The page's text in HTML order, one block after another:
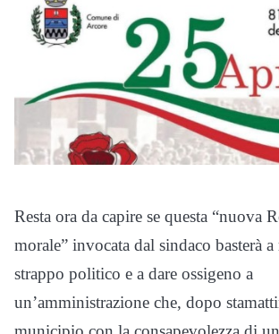
Resta ora da capire se questa “nuova
morale” invocata dal sindaco basterà
strappo politico e a dare ossigeno a
un’amministrazione che, dopo